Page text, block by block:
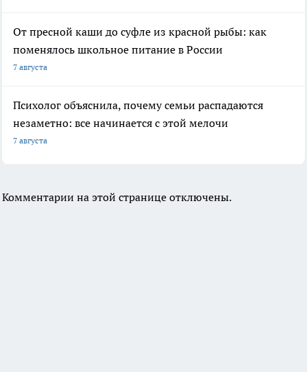
От пресной каши до суфле из красной рыбы: как
поменялось школьное питание в России
7 августа
Психолог объяснила, почему семьи распадаются
незаметно: все начинается с этой мелочи
7 августа
Комментарии на этой странице отключены.